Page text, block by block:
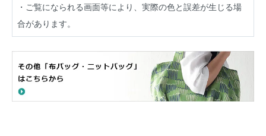
・ご覧になられる画面等により、実際の色と誤差が生じる場
合があります。